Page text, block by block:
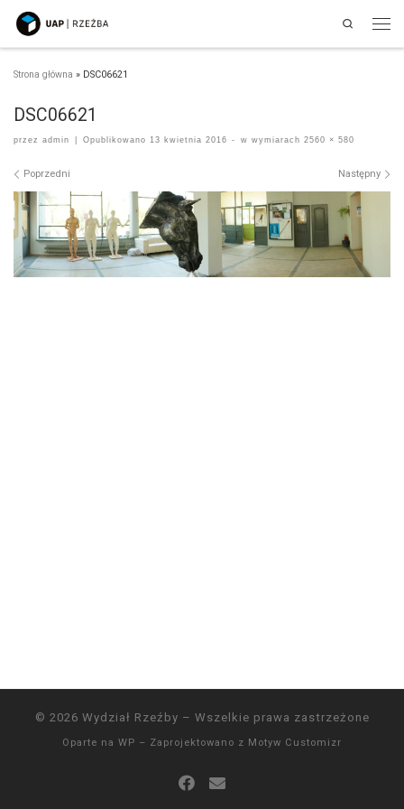
Przejdź do treści
Search
Strona główna » DSC06621
DSC06621
przez admin Opublikowano 13 kwietnia 2016 - w wymiarach 2560 × 580
Nawigacja po obrazach
Poprzedni Następny
© 2026 Wydział Rzeźby – Wszelkie prawa zastrzeżone
Oparte na WP – Zaprojektowano z Motyw Customizr